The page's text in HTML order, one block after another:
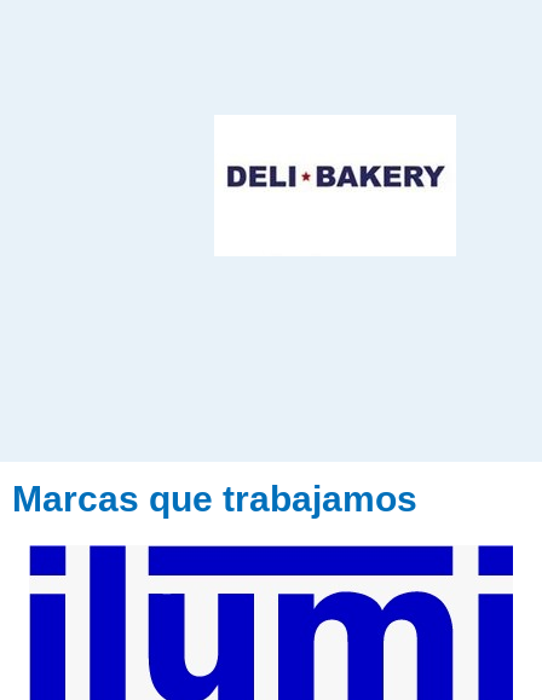
Marcas que trabajamos